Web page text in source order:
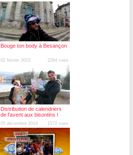
Bouge ton body à Besançon
02 février 2015 2264 vues
Distribution de calendriers
de l'avent aux bisontins !
05 décembre 2014 1572 vues